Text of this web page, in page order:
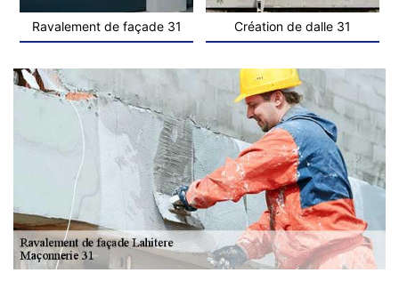
Ravalement de façade 31 Création de dalle 31